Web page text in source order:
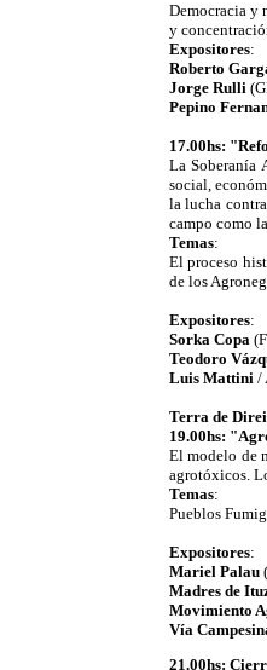
Democracia y
y
Expositores:
Roberto
Jorge Rulli
Pepino
17.00hs:
La Soberanía
social,
la lucha
campo como
Temas:
El proceso
de los
Expositores:
Sorka Copa
Teodoro
Luis Mattini /
Terra de
19.00hs:
El modelo de
agrotóxicos.
Temas:
Pueblos
Expositores:
Mariel Palau
Madres de
Movimiento
Vía
21.00hs: